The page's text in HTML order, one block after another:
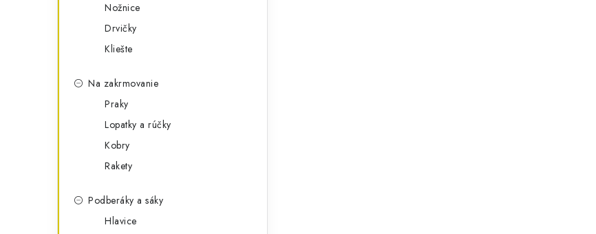
Nožnice
Drvičky
Kliešte
Na zakrmovanie
Praky
Lopatky a rúčky
Kobry
Rakety
Podberáky a sáky
Hlavice